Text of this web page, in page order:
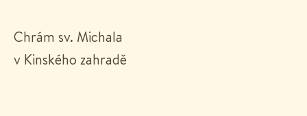
Chrám sv. Michala
v Kinského zahradě